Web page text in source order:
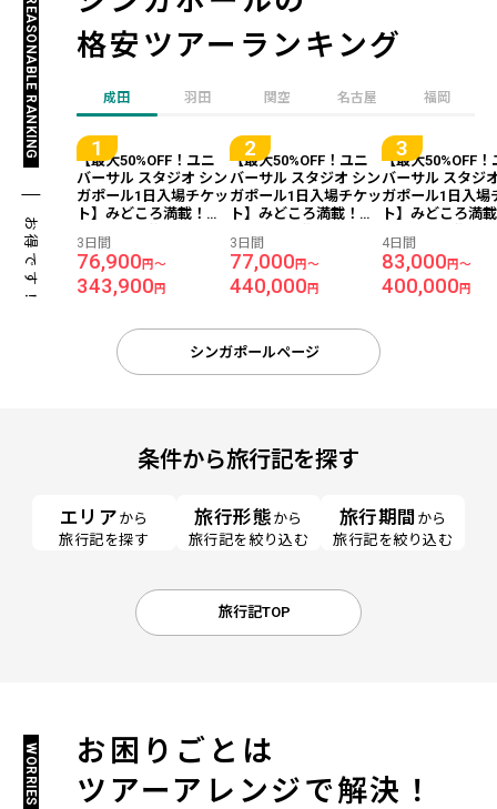
格安ツアーランキング
REASONABLE RANKING
お得です！
成田 羽田 関空 名古屋 福岡
【最大50%OFF！ユニ
バーサル スタジオ シン
ガポール1日入場チケッ
ト】みどころ満載！東
市「シンガポール」へ
行こう♪『ホテル81デ
ィクソン』同等ホテル
宿泊 2泊3日 【成田昼
ル航空利用】
3日間
76,900円～
343,900円
【最大50%OFF！ユニ
バーサル スタジオ シン
ガポール1日入場チケッ
ト】みどころ満載！東
市「シンガポール」へ
行こう♪『ホテル81デ
ィクソン』同等ホテル
宿泊 2泊3日 【成田夜
3日間
77,000 円～
440,000 円
【最大50%OFF！
バーサル スタジ
ガポール1日入場
ト】みどころ満
市「シンガポー
行こう♪『ホテ
ィクソン』同等
宿泊 3泊4日 【成
4日間
83,000円～
400,000円
シンガポールページ
条件から旅行記を探す
エリア から
旅行記を探す
旅行形態 から
旅行記を絞り込む
旅行期間 から
旅行記を絞り込む
旅行記TOP
お困りごとは
ツアーアレンジで解決！
WORRIES